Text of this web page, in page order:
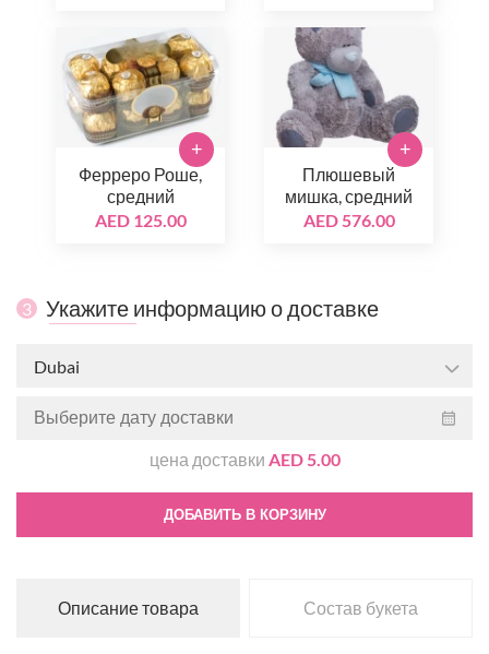
Ферреро Роше,
средний
AED 125.00
+
Плюшевый
мишка, средний
AED 576.00
+
3 Укажите информацию о доставке
Dubai
цена доставки AED 5.00
ДОБАВИТЬ В КОРЗИНУ
Описание товара Состав букета